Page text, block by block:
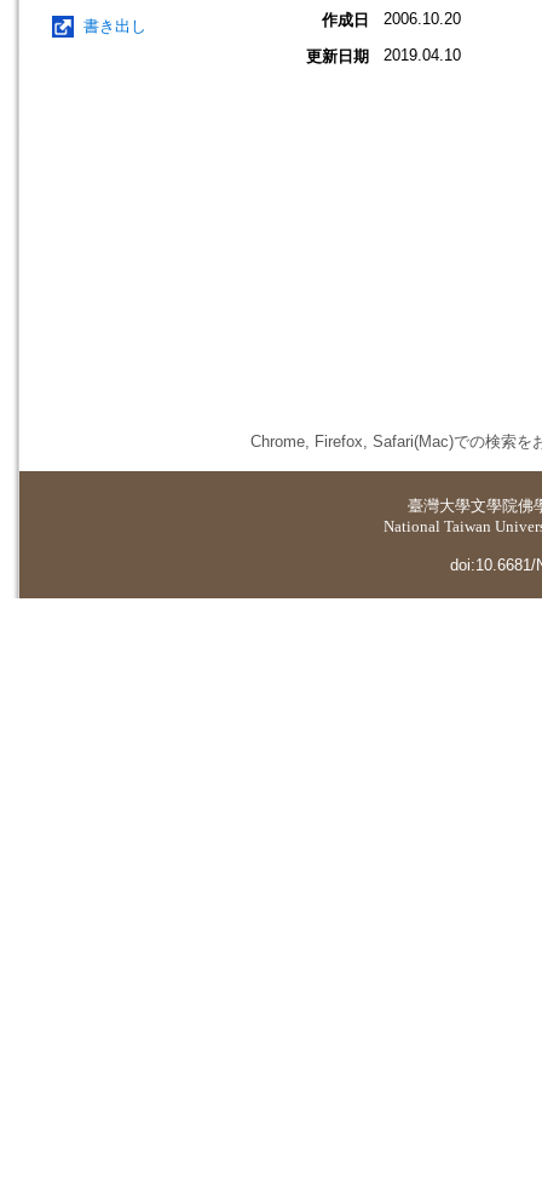
書き出し 作成日 2006.10.20
更新日期 2019.04.10
Chrome, Firefox, Safari(Mac)での検索を
臺灣大學文學院佛
National Taiwan
doi:10.6681/